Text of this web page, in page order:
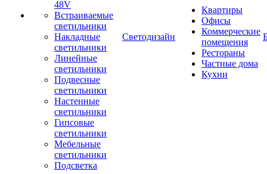
48V
Встраиваемые
светильники
Накладные
светильники
Линейные
светильники
Подвесные
светильники
Настенные
светильники
Гипсовые
светильники
Мебельные
светильники
Подсветка
Светодизайн
Квартиры
Офисы
Коммерческие
помещения
Рестораны
Частные дома
Кухни